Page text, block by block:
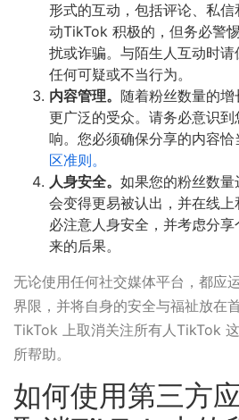
形式的互动，包括评论、私
动TikTok 积极的，但务必警
扰或诈骗。与陌生人互动时
任何可疑或不当行为。
内容管理。 随着粉丝数量的
更广泛的受众。请务必意识
响。您必须确保分享的内容
区准则。
人身安全。 如果您的粉丝数
会变得更易被认出，并在线
必注意人身安全，并考虑分
来的后果。
无论使用任何社交媒体平台，都应
界限，并将自身的安全与福祉放在
TikTok 上取消关注所有人TikTok
所帮助。
如何使用第三方